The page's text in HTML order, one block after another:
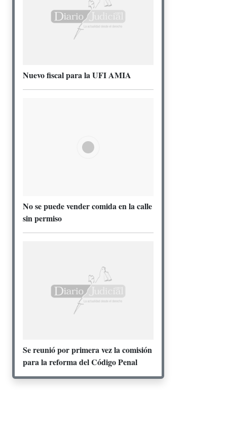
Nuevo fiscal para la UFI AMIA
No se puede vender comida en la calle
sin permiso
Se reunió por primera vez la comisión
para la reforma del Código Penal